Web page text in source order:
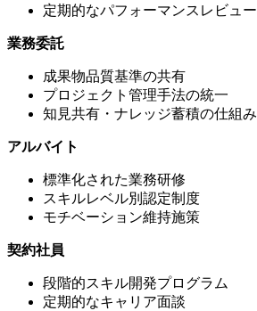
定期的なパフォーマンスレビュー
業務委託
成果物品質基準の共有
プロジェクト管理手法の統一
知見共有・ナレッジ蓄積の仕組み
アルバイト
標準化された業務研修
スキルレベル別認定制度
モチベーション維持施策
契約社員
段階的スキル開発プログラム
定期的なキャリア面談